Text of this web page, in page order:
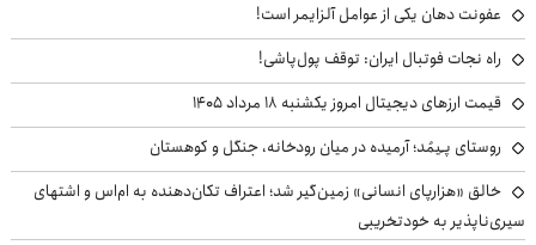
عفونت دهان یکی از عوامل آلزایمر است!
راه نجات فوتبال ایران: توقف پول‌پاشی!
قیمت ارزهای دیجیتال امروز یکشنبه ۱۸ مرداد ۱۴۰۵
روستای پـِیمُد؛ آرمیده در میان رودخانه، جنگل و کوهستان
خالق «هزارپای انسانی» زمین‌گیر شد؛ اعتراف تکان‌دهنده به ام‌اس و اشتهای
سیری‌ناپذیر به خودتخریبی